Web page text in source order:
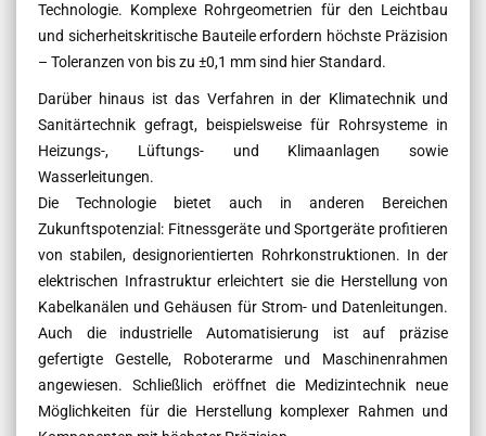
Technologie. Komplexe Rohrgeometrien für den Leichtbau
und sicherheitskritische Bauteile erfordern höchste Präzision
– Toleranzen von bis zu ±0,1 mm sind hier Standard.
Darüber hinaus ist das Verfahren in der Klimatechnik und
Sanitärtechnik gefragt, beispielsweise für Rohrsysteme in
Heizungs-, Lüftungs- und Klimaanlagen sowie
Wasserleitungen.
Die Technologie bietet auch in anderen Bereichen
Zukunftspotenzial: Fitnessgeräte und Sportgeräte profitieren
von stabilen, designorientierten Rohrkonstruktionen. In der
elektrischen Infrastruktur erleichtert sie die Herstellung von
Kabelkanälen und Gehäusen für Strom- und Datenleitungen.
Auch die industrielle Automatisierung ist auf präzise
gefertigte Gestelle, Roboterarme und Maschinenrahmen
angewiesen. Schließlich eröffnet die Medizintechnik neue
Möglichkeiten für die Herstellung komplexer Rahmen und